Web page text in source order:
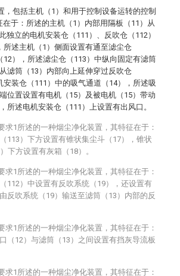
，包括主机（1）和用于控制设备运转的控制
于：所述的主机（1）内部用隔板（11）从
独立的电机安装仓（111）、反吹仓（112）
所述主机（1）侧面设置有通至滤尘仓
12），所述滤尘仓（113）中纵向固定有滤筒
滤筒（13）内部向上延伸穿过反吹仓
安装仓（111）中的吸气通道（14），所述吸
位置设置有电机（15）及被电机（15）带动
所述电机安装仓（111）上设置有出风口。
求1所述的一种烟尘净化装置，其特征在于：
113）下方设置有锥状集尘斗（17），锥状
下方设置有灰箱（18）。
求1所述的一种烟尘净化装置，其特征在于：
112）中设置有反吹系统（19），还设置有
反吹系统（19）输送至滤筒（13）内部的反
求1所述的一种烟尘净化装置，其特征在于：
（12）与滤筒（13）之间设置有挡灰导流板
求1所述的一种烟尘净化装置，其特征在于：